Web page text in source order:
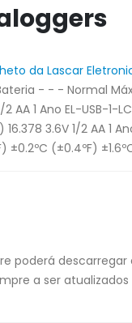
da Lascar
- - - Normal
AA 1 Ano EL-USB-1-
16.378 3.6V 1/2 AA 1
±0.2ºC (±0.4ºF)
poderá
a ser